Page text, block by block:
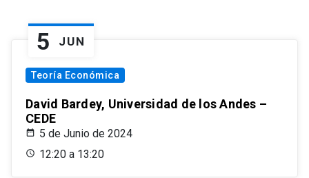
5 JUN
Teoría Económica
David Bardey, Universidad de los Andes –
CEDE
5 de Junio de 2024
12:20 a 13:20